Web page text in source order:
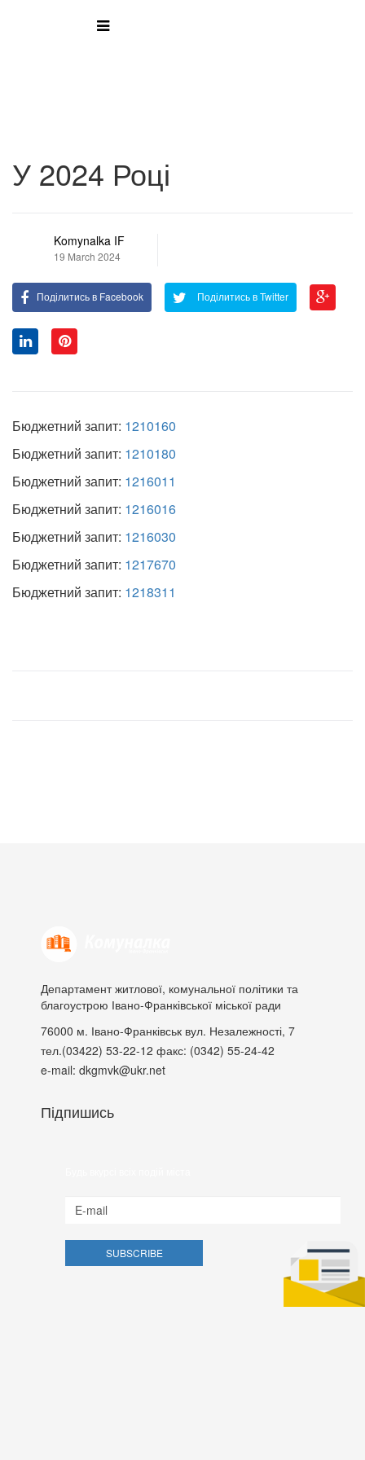
У 2024 Році
Komynalka IF
19 March 2024
Поділитись в Facebook Поділитись в Twitter
Бюджетний запит: 1210160
Бюджетний запит: 1210180
Бюджетний запит: 1216011
Бюджетний запит: 1216016
Бюджетний запит: 1216030
Бюджетний запит: 1217670
Бюджетний запит: 1218311
Департамент житлової, комунальної політики та
благоустрою Івано-Франківської міської ради
76000 м. Івано-Франківськ вул. Незалежності, 7
тел.(03422) 53-22-12 факс: (0342) 55-24-42
e-mail: dkgmvk@ukr.net
Підпишись